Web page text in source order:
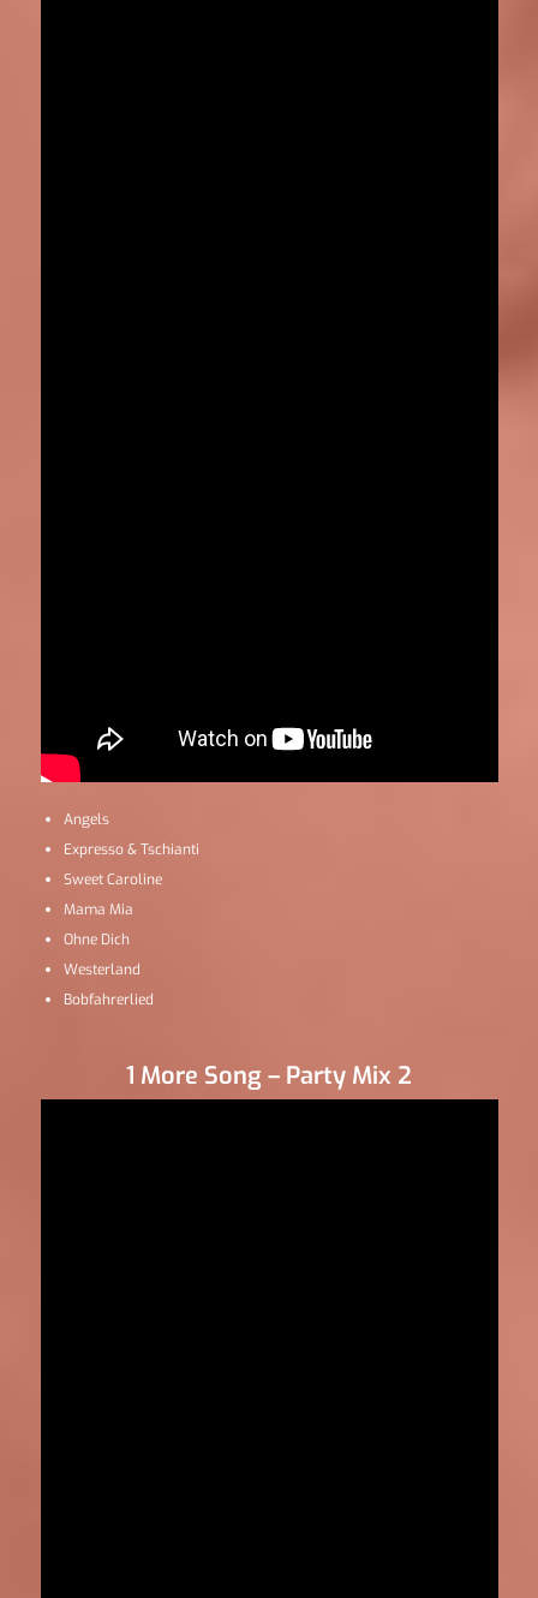
Angels
Expresso & Tschianti
Sweet Caroline
Mama Mia
Ohne Dich
Westerland
Bobfahrerlied
1 More Song – Party Mix 2